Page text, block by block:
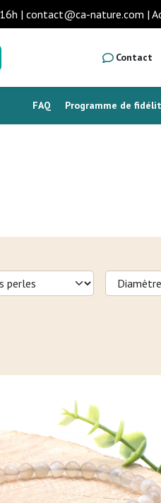
| contact@ca-nature.com |
Contact
Programme de
FAQ